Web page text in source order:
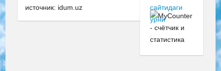
источник: idum.uz